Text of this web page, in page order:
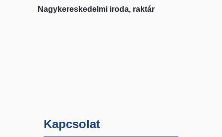
Nagykereskedelmi iroda, raktár
Kapcsolat